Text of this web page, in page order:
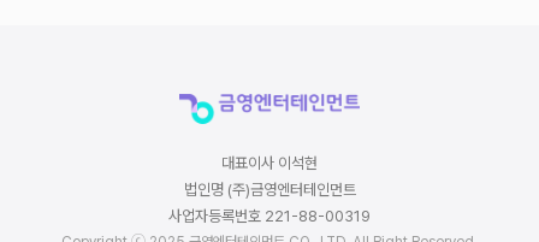
대표이사 이석현
법인명 (주)금영엔터테인먼트
사업자등록번호 221-88-00319